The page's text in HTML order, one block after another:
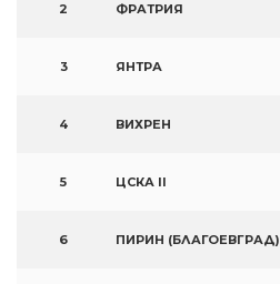
2 ФРАТРИЯ
3 ЯНТРА
4 ВИХРЕН
5 ЦСКА II
6 ПИРИН (БЛАГОЕВГРАД)